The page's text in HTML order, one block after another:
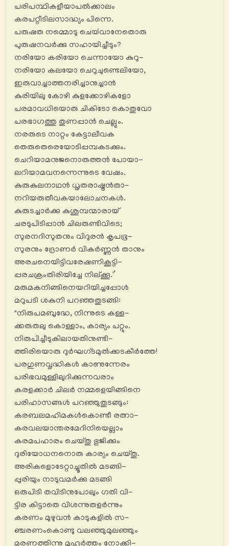
പരിപന്ഥികളീയാപൽക്കാലം
കരപറ്റീടിലസാദ്ധ്യം പിന്നെ.
പരുഷത നമ്മൊടു ചെയ്‍വാനേതൊരു
പുരുഷനവര്‍ക്കു സഹായിച്ചീടും?
നരിയോ കരിയോ ചെന്നായോ കുറു-
നരിയോ കലയോ ചെറുചുണ്ടെലിയോ,
ഇരുവാച്ചാത്തനരിച്ചാനുച്ചാൻ
കുരിയിലു കോഴി കുളക്കോഴികളോ
പരമാവധിയൊരു ചികിടോ കൊതുവോ
പരഭാഗത്തു തുണപ്പാൻ ചെല്ലും.
നരരുടെ നാറ്റം കേട്ടാലീവക
തെരുതെരെയോടിപ്പമ്പകടക്കും.
ചെറിയാമനുജനൊരുത്തൻ പോയാ-
ലറിയാമവനന്നെന്നുടെ വേഷം.
കുരുകുലനാഥൻ ധൃതരാഷ്ട്രൻതാ-
നറിയരുതീവകയാലോചനകൾ.
കുരുടച്ചാര്‍ക്കു കുശുമ്പന്മാരായ്
ചരടുപിടിപ്പാൻ ചിലരുണ്ടിവിടെ;
സുരനദിസുതനും വിദുരൻ കൃപഭൂ-
സുരനും ദ്രോണർ വികര്‍ണ്ണൻ താനും
അരചനെയിട്ടിവരേഷണികൂട്ടി-
പ്പരചക്രംതിരിയിച്ചേ നില്ക്കൂ.'’
മരുമകനിങ്ങിനെയറിയിച്ചപ്പോൾ
മറുപടി ശകുനി പറഞ്ഞതുടങ്ങി:
"നിരുപമബുദ്ധേ, നിന്നുടെ കള്ള-
ക്കരുതലു കൊള്ളാം, കാര്യം പറ്റും.
നിരുപിച്ചീടുകിലായതിനുണ്ടി-
ത്തിരിയൊരു ദുര്‍ഘഗ്ടമുൽക്കടകീര്‍ത്തേ!
പരഗുണവൃദ്ധികൾ കാണുന്നേരം
പരിഭവമുള്ളിലുദിക്കുന്നവരാം
കരളക്കാർ ചിലർ നമ്മളെയിങ്ങിനെ
പരിഹാസങ്ങൾ പറഞ്ഞുതുടങ്ങും:
കരബലമഹിമകൾകൊണ്ടീ രത്നാ-
കരവലയാന്തരമേദിനിയെല്ലാം
കരമപഹാരം ചെയ്തു ഭുജിക്കും
ദുരിയോധനനൊരു കാര്യം ചെയ്തു.
അരികളൊടേറ്റാച്ചൂതിൽ മടങ്ങി-
പ്പുരിയും നാടുവമര്‍ക്കു മടങ്ങി
ഒരുപിടി തവിടിനുപോലും ഗതി വി-
ട്ടിര കിട്ടാതെ വിശന്നുതളര്‍ന്നും
കരണം മുഴുവൻ കാടുകളിൽ സ-
ഞ്ചരണംകൊണ്ടു വലഞ്ഞുമുലഞ്ഞും
മരണത്തിന്നു മുഹൂര്‍ത്തം നോക്കി-